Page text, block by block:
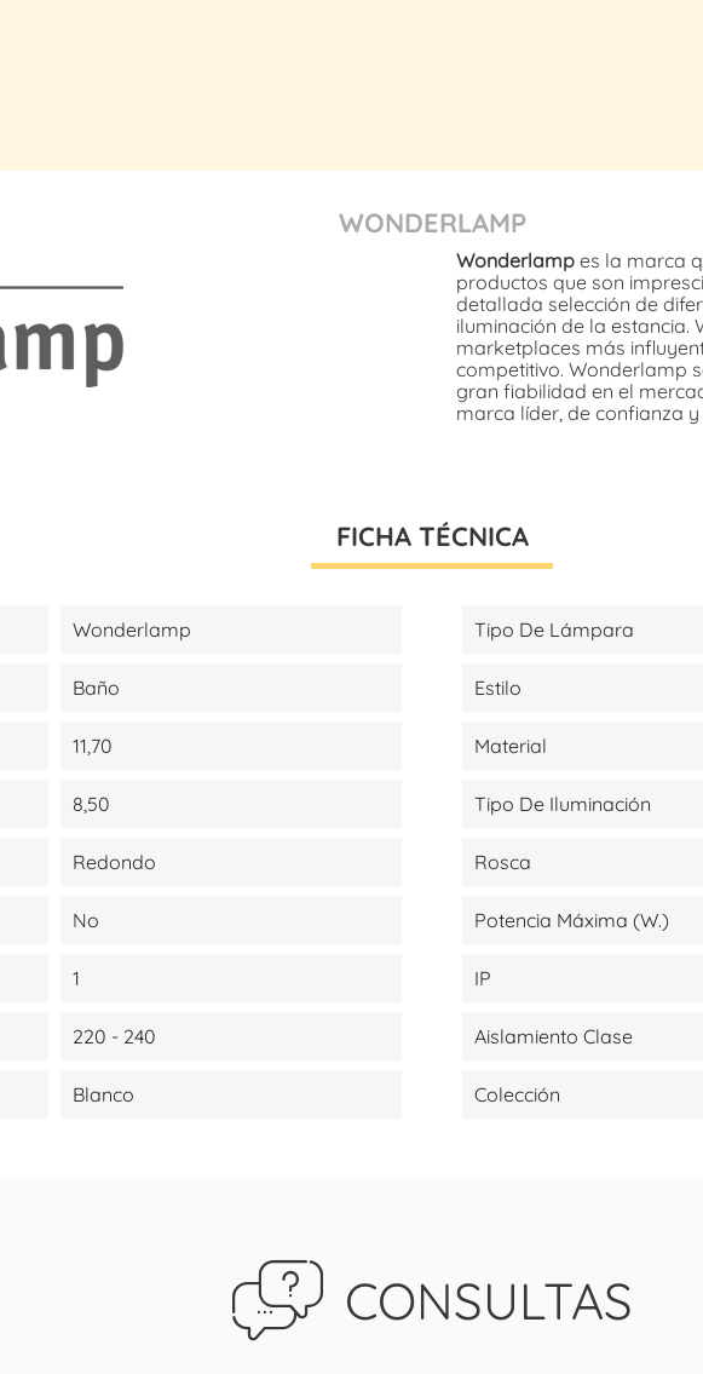
WONDERLAMP
Wonderlamp es la marca
productos que son
detallada selección de
iluminación de la
marketplaces más
competitivo. Wonderlamp
gran fiabilidad en el
marca líder, de confianza
FICHA TÉCNICA
Wonderlamp Tipo De Lámpara
Baño Estilo
11,70 Material
8,50 Tipo De Iluminación
Redondo Rosca
No Potencia Máxima (W.)
1 IP
220 - 240 Aislamiento Clase
Blanco Colección
CONSULTAS